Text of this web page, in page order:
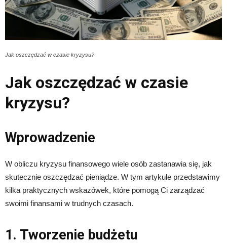
Jak oszczędzać w czasie kryzysu?
Jak oszczędzać w czasie
kryzysu?
Wprowadzenie
W obliczu kryzysu finansowego wiele osób zastanawia się, jak
skutecznie oszczędzać pieniądze. W tym artykule przedstawimy
kilka praktycznych wskazówek, które pomogą Ci zarządzać
swoimi finansami w trudnych czasach.
1. Tworzenie budżetu